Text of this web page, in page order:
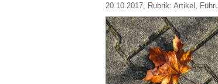
20.10.2017, Rubrik: Artikel ,